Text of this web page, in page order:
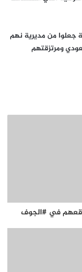
جعلوا من مديرية نهم
ومرتزقتهم
في #الجوف